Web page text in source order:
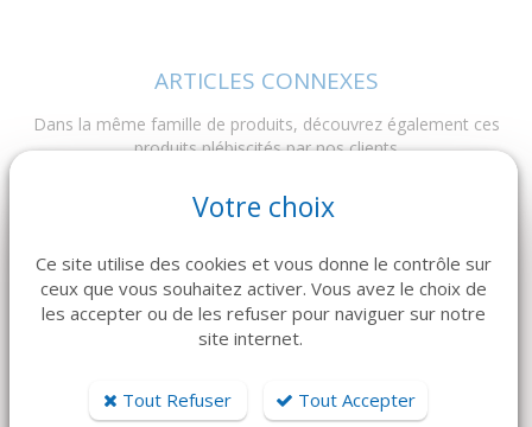
ARTICLES CONNEXES
Dans la même famille de produits, découvrez également ces
produits plébiscités par nos clients
DÉTAILS DÉTAILS
Votre choix
Ce site utilise des cookies et vous donne le contrôle sur
ceux que vous souhaitez activer. Vous avez le choix de
les accepter ou de les refuser pour naviguer sur notre
site internet.
Tout Refuser Tout Accepter